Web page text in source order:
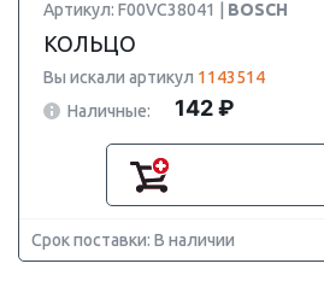
Артикул: F00VC38041 | BOSCH
КОЛЬЦО
Вы искали артикул 1143514
Наличные:
142 ₽
Срок поставки: В наличии